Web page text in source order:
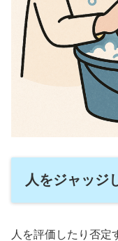
人をジャッジ
人を評価したり否定